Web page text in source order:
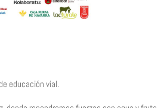
educación vial.